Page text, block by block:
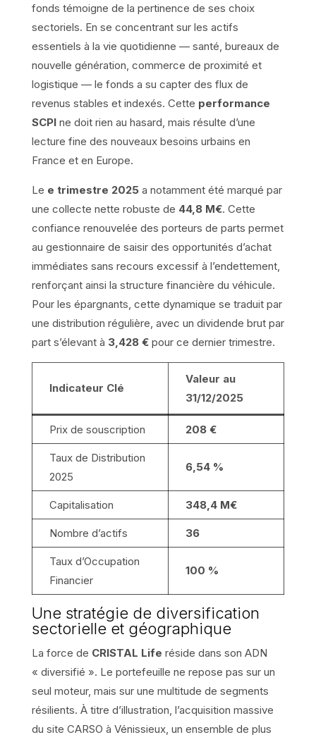
fonds témoigne de la pertinence de ses choix
sectoriels. En se concentrant sur les actifs
essentiels à la vie quotidienne — santé, bureaux de
nouvelle génération, commerce de proximité et
logistique — le fonds a su capter des flux de
revenus stables et indexés. Cette performance
SCPIne doit rien au hasard, mais résulte d’une
lecture fine des nouveaux besoins urbains en
France et en Europe.
Le e trimestre 2025a notamment été marqué par
une collecte nette robuste de 44,8 M€. Cette
confiance renouvelée des porteurs de parts permet
au gestionnaire de saisir des opportunités d’achat
immédiates sans recours excessif à l’endettement,
renforçant ainsi la structure financière du véhicule.
Pour les épargnants, cette dynamique se traduit par
une distribution régulière, avec un dividende brut par
part s’élevant à 3,428 €pour ce dernier trimestre.
Indicateur Clé
Valeur au
31/12/2025
Prix de souscription 208 €
Taux de Distribution
2025
6,54 %
Capitalisation 348,4 M€
Nombre d’actifs 36
Taux d’Occupation
Financier
100 %
Une stratégie de diversification
sectorielle et géographique
La force de CRISTAL Life réside dans son ADN
« diversifié ». Le portefeuille ne repose pas sur un
seul moteur, mais sur une multitude de segments
résilients. À titre d’illustration, l’acquisition massive
du site CARSO à Vénissieux, un ensemble de plus